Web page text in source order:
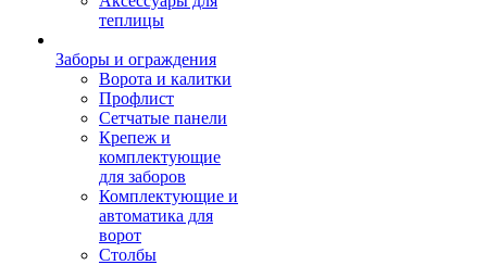
теплицы
Заборы и ограждения
Ворота и калитки
Профлист
Сетчатые панели
Крепеж и
комплектующие
для заборов
Комплектующие и
автоматика для
ворот
Столбы